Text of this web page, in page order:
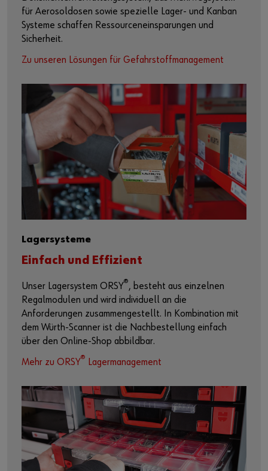
für Aerosoldosen sowie spezielle Lager- und Kanban
Systeme schaffen Ressourceneinsparungen und
Sicherheit.
Zu unseren Lösungen für Gefahrstoffmanagement
Lagersysteme
Einfach und Effizient
Unser Lagersystem ORSY®, besteht aus einzelnen
Regalmodulen und wird individuell an die
Anforderungen zusammengestellt. In Kombination mit
dem Würth-Scanner ist die Nachbestellung einfach
über den Online-Shop abbildbar.
Mehr zu ORSY® Lagermanagement